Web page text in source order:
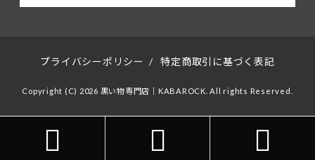
プライバシーポリシー / 特定商取引に基づく表記
Copyright (C) 2026 黒い物専門店｜KABAROCK. All rights Reserved.
  